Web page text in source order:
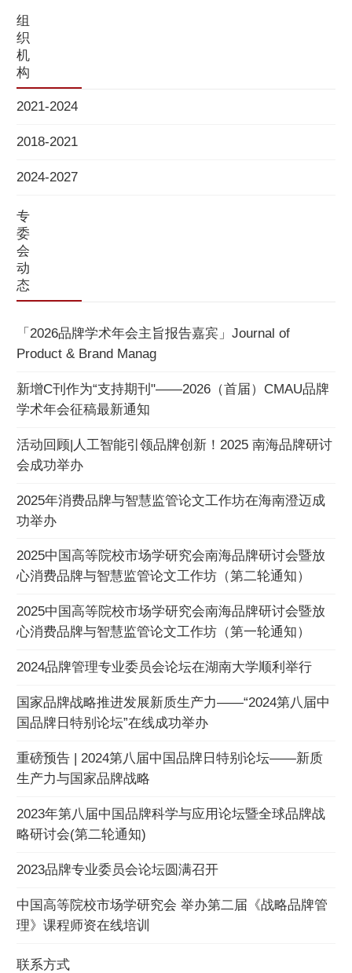
组
织
机
构
2021-2024
2018-2021
2024-2027
专
委
会
动
态
「2026品牌学术年会主旨报告嘉宾」Journal of
Product & Brand Manag
新增C刊作为“支持期刊"——2026（首届）CMAU品牌
学术年会征稿最新通知
活动回顾|人工智能引领品牌创新！2025 南海品牌研讨
会成功举办
2025年消费品牌与智慧监管论文工作坊在海南澄迈成
功举办
2025中国高等院校市场学研究会南海品牌研讨会暨放
心消费品牌与智慧监管论文工作坊（第二轮通知）
2025中国高等院校市场学研究会南海品牌研讨会暨放
心消费品牌与智慧监管论文工作坊（第一轮通知）
2024品牌管理专业委员会论坛在湖南大学顺利举行
国家品牌战略推进发展新质生产力——“2024第八届中
国品牌日特别论坛”在线成功举办
重磅预告 | 2024第八届中国品牌日特别论坛——新质
生产力与国家品牌战略
2023年第八届中国品牌科学与应用论坛暨全球品牌战
略研讨会(第二轮通知)
2023品牌专业委员会论坛圆满召开
中国高等院校市场学研究会 举办第二届《战略品牌管
理》课程师资在线培训
联系方式